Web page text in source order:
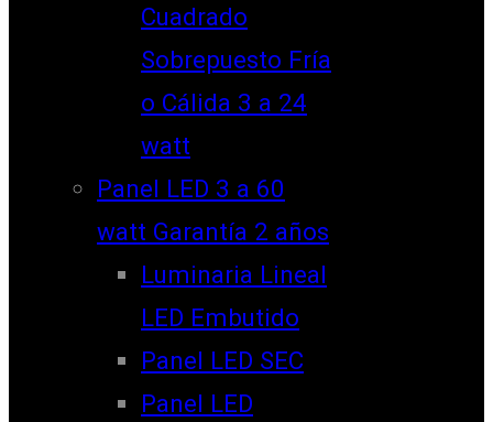
Cuadrado
Sobrepuesto Fría
o Cálida 3 a 24
watt
Panel LED 3 a 60
watt Garantía 2 años
Luminaria Lineal
LED Embutido
Panel LED SEC
Panel LED